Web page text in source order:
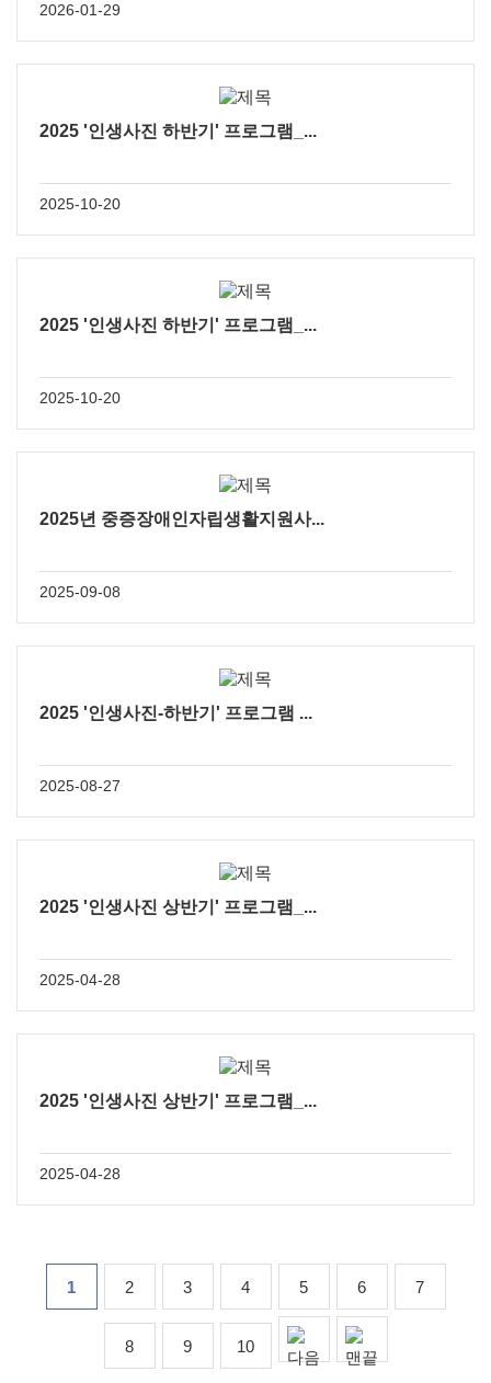
2026-01-29
2025 '인생사진 하반기' 프로그램_...
2025-10-20
2025 '인생사진 하반기' 프로그램_...
2025-10-20
2025년 중증장애인자립생활지원사...
2025-09-08
2025 '인생사진-하반기' 프로그램 ...
2025-08-27
2025 '인생사진 상반기' 프로그램_...
2025-04-28
2025 '인생사진 상반기' 프로그램_...
2025-04-28
1 2 3 4 5 6 7
8 9 10